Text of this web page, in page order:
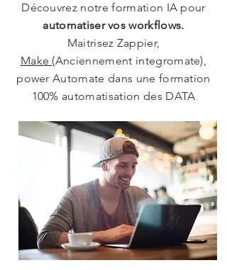
Découvrez notre formation IA pour
automatiser vos workflows.
Maitrisez Zappier,
Make (Anciennement integromate),
power Automate dans une formation
100% automatisation des DATA